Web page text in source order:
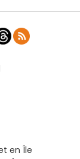
en Île